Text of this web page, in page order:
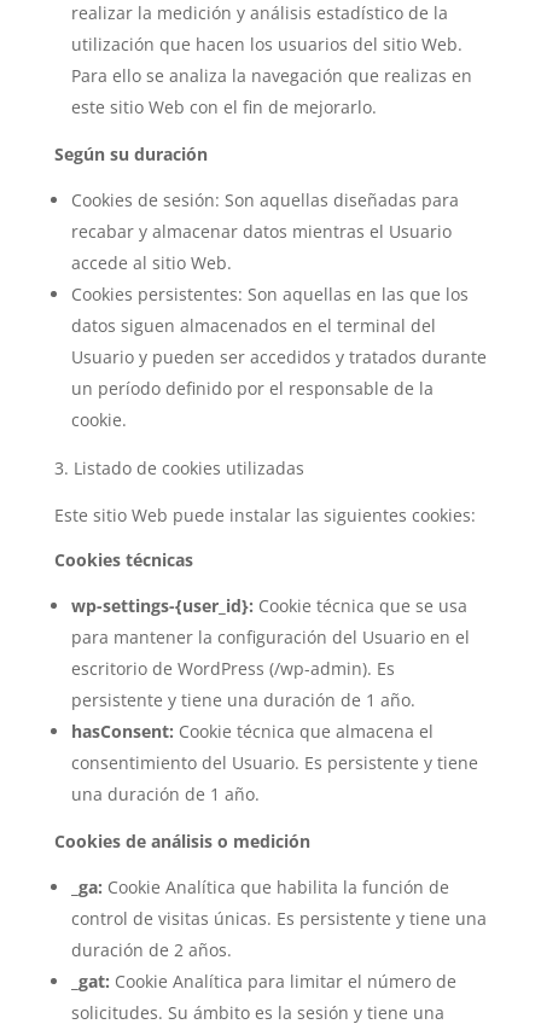
realizar la medición y análisis estadístico de la
utilización que hacen los usuarios del sitio Web.
Para ello se analiza la navegación que realizas en
este sitio Web con el fin de mejorarlo.
Según su duración
Cookies de sesión: Son aquellas diseñadas para
recabar y almacenar datos mientras el Usuario
accede al sitio Web.
Cookies persistentes: Son aquellas en las que los
datos siguen almacenados en el terminal del
Usuario y pueden ser accedidos y tratados durante
un período definido por el responsable de la
cookie.
Listado de cookies utilizadas
Este sitio Web puede instalar las siguientes cookies:
Cookies técnicas
wp-settings-{user_id}: Cookie técnica que se usa
para mantener la configuración del Usuario en el
escritorio de WordPress (/wp-admin). Es
persistente y tiene una duración de 1 año.
hasConsent: Cookie técnica que almacena el
consentimiento del Usuario. Es persistente y tiene
una duración de 1 año.
Cookies de análisis o medición
_ga: Cookie Analítica que habilita la función de
control de visitas únicas. Es persistente y tiene una
duración de 2 años.
_gat: Cookie Analítica para limitar el número de
solicitudes. Su ámbito es la sesión y tiene una